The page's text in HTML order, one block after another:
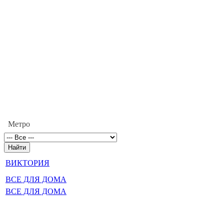
Метро
ВИКТОРИЯ
ВСЕ ДЛЯ ДОМА
ВСЕ ДЛЯ ДОМА